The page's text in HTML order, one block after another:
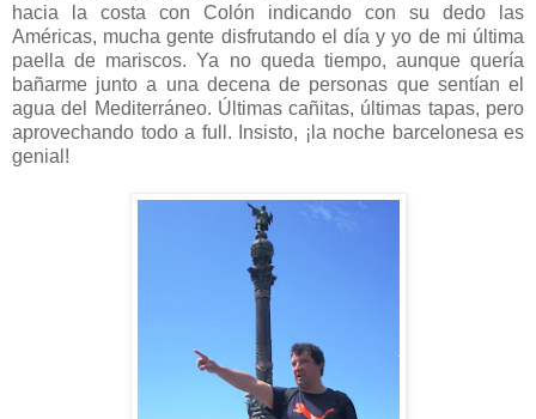
hacia la costa con Colón indicando con su dedo las
Américas, mucha gente disfrutando el día y yo de mi última
paella de mariscos. Ya no queda tiempo, aunque quería
bañarme junto a una decena de personas que sentían el
agua del Mediterráneo. Últimas cañitas, últimas tapas, pero
aprovechando todo a full. Insisto, ¡la noche barcelonesa es
genial!